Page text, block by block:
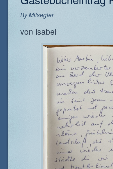
ByMitsegler
von Isabel